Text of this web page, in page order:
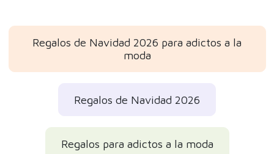
Regalos de Navidad 2026 para adictos a la
moda
Regalos de Navidad 2026
Regalos para adictos a la moda